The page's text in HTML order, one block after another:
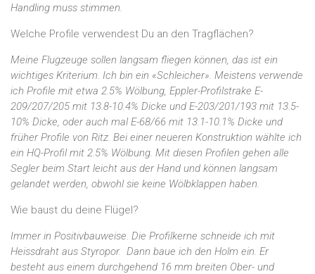
Handling muss stimmen.
Welche Profile verwendest Du an den Tragflächen?
Meine Flugzeuge sollen langsam fliegen können, das ist ein
wichtiges Kriterium. Ich bin ein «Schleicher». Meistens verwende
ich Profile mit etwa 2.5% Wölbung, Eppler-Profilstrake E-
209/207/205 mit 13.8-10.4% Dicke und E-203/201/193 mit 13.5-
10% Dicke, oder auch mal E-68/66 mit 13.1-10.1% Dicke und
früher Profile von Ritz. Bei einer neueren Konstruktion wählte ich
ein HQ-Profil mit 2.5% Wölbung. Mit diesen Profilen gehen alle
Segler beim Start leicht aus der Hand und können langsam
gelandet werden, obwohl sie keine Wölbklappen haben.
Wie baust du deine Flügel?
Immer in Positivbauweise. Die Profilkerne schneide ich mit
Heissdraht aus Styropor. Dann baue ich den Holm ein. Er
besteht aus einem durchgehend 16 mm breiten Ober- und